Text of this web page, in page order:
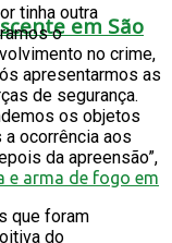
em São
tinha outra
o
no crime,
apresentarmos as
de segurança.
os objetos
ocorrência aos
da apreensão”,
que foram
do